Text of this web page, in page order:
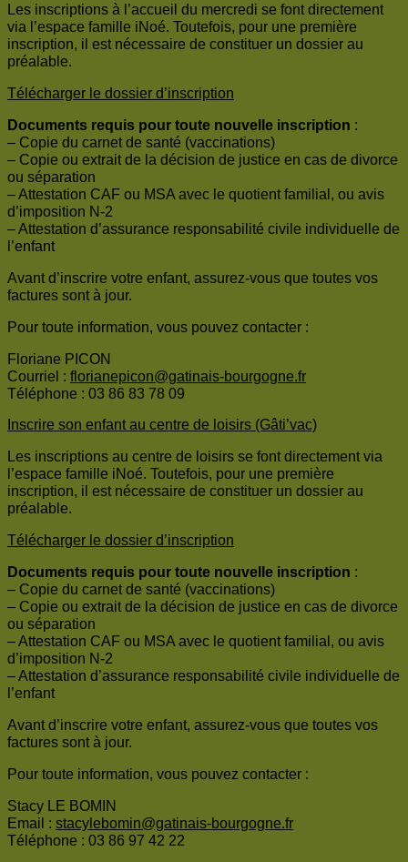
Les inscriptions à l’accueil du mercredi se font directement
via l’espace famille iNoé. Toutefois, pour une première
inscription, il est nécessaire de constituer un dossier au
préalable.
Télécharger le dossier d’inscription
Documents requis pour toute nouvelle inscription :
– Copie du carnet de santé (vaccinations)
– Copie ou extrait de la décision de justice en cas de divorce
ou séparation
– Attestation CAF ou MSA avec le quotient familial, ou avis
d’imposition N-2
– Attestation d’assurance responsabilité civile individuelle de
l’enfant
Avant d’inscrire votre enfant, assurez-vous que toutes vos
factures sont à jour.
Pour toute information, vous pouvez contacter :
Floriane PICON
Courriel : florianepicon@gatinais-bourgogne.fr
Téléphone : 03 86 83 78 09
Inscrire son enfant au centre de loisirs (Gâti’vac)
Les inscriptions au centre de loisirs se font directement via
l’espace famille iNoé. Toutefois, pour une première
inscription, il est nécessaire de constituer un dossier au
préalable.
Télécharger le dossier d’inscription
Documents requis pour toute nouvelle inscription :
– Copie du carnet de santé (vaccinations)
– Copie ou extrait de la décision de justice en cas de divorce
ou séparation
– Attestation CAF ou MSA avec le quotient familial, ou avis
d’imposition N-2
– Attestation d’assurance responsabilité civile individuelle de
l’enfant
Avant d’inscrire votre enfant, assurez-vous que toutes vos
factures sont à jour.
Pour toute information, vous pouvez contacter :
Stacy LE BOMIN
Email : stacylebomin@gatinais-bourgogne.fr
Téléphone : 03 86 97 42 22